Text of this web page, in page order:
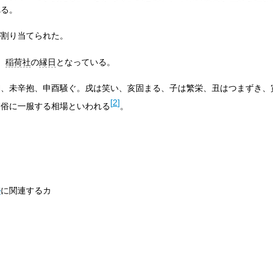
。
り当てられた。
稲荷社の縁日 となっている。
未辛抱、申酉騒ぐ。戌は笑い、亥固まる、子は繁栄、丑はつまずき、
に一服する相場といわれる[2]。
に関連するカ